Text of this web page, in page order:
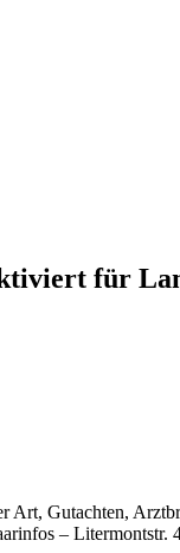
für
Gutachten,
– Litermontstr.